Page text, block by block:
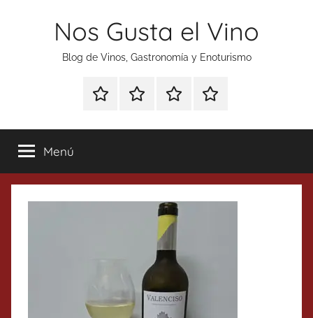
Nos Gusta el Vino
Blog de Vinos, Gastronomía y Enoturismo
Especial
Tonics
Enoturismo
Gastronomía
RankingContacto
Menú